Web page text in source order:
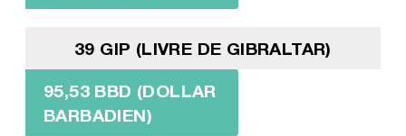
39 GIP (LIVRE DE GIBRALTAR)
95,53 BBD (DOLLAR
BARBADIEN)